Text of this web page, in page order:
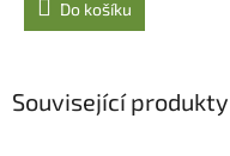
Do košíku
Související produkty